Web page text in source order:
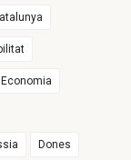
Economia
Dones